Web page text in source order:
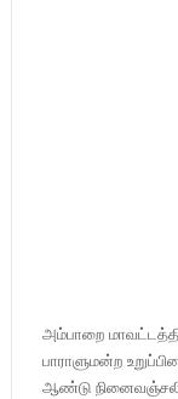
அம்பாறை
பாராளுமன்ற
ஆண்டு